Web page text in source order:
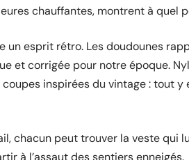
chauffantes, montrent à quel
un esprit rétro. Les doudounes
et corrigée pour notre époque.
inspirées du vintage : tout y
chacun peut trouver la veste qui
à l’assaut des sentiers enneigés.